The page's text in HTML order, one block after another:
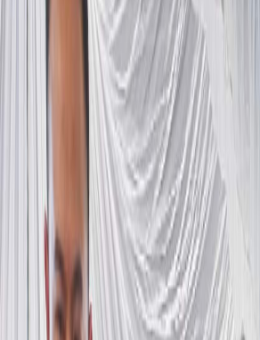
Sejarah
Lensa
Iqtishodia
Literasi Umat